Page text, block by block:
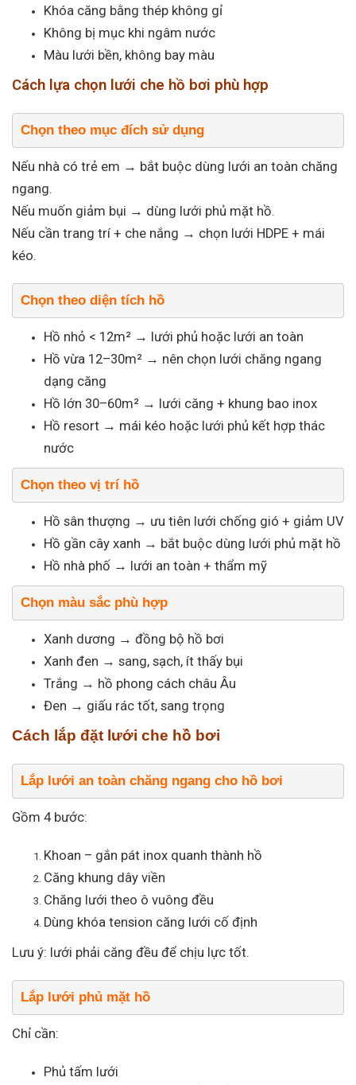
Khóa căng bằng thép không gỉ
Không bị mục khi ngâm nước
Màu lưới bền, không bay màu
Cách lựa chọn lưới che hồ bơi phù hợp
Chọn theo mục đích sử dụng
Nếu nhà có trẻ em → bắt buộc dùng lưới an toàn chăng
ngang.
Nếu muốn giảm bụi → dùng lưới phủ mặt hồ.
Nếu cần trang trí + che nắng → chọn lưới HDPE + mái
kéo.
Chọn theo diện tích hồ
Hồ nhỏ < 12m² → lưới phủ hoặc lưới an toàn
Hồ vừa 12–30m² → nên chọn lưới chăng ngang
dạng căng
Hồ lớn 30–60m² → lưới căng + khung bao inox
Hồ resort → mái kéo hoặc lưới phủ kết hợp thác
nước
Chọn theo vị trí hồ
Hồ sân thượng → ưu tiên lưới chống gió + giảm UV
Hồ gần cây xanh → bắt buộc dùng lưới phủ mặt hồ
Hồ nhà phố → lưới an toàn + thẩm mỹ
Chọn màu sắc phù hợp
Xanh dương → đồng bộ hồ bơi
Xanh đen → sang, sạch, ít thấy bụi
Trắng → hồ phong cách châu Âu
Đen → giấu rác tốt, sang trọng
Cách lắp đặt lưới che hồ bơi
Lắp lưới an toàn chăng ngang cho hồ bơi
Gồm 4 bước:
Khoan – gắn pát inox quanh thành hồ
Căng khung dây viền
Chăng lưới theo ô vuông đều
Dùng khóa tension căng lưới cố định
Lưu ý: lưới phải căng đều để chịu lực tốt.
Lắp lưới phủ mặt hồ
Chỉ cần:
Phủ tấm lưới